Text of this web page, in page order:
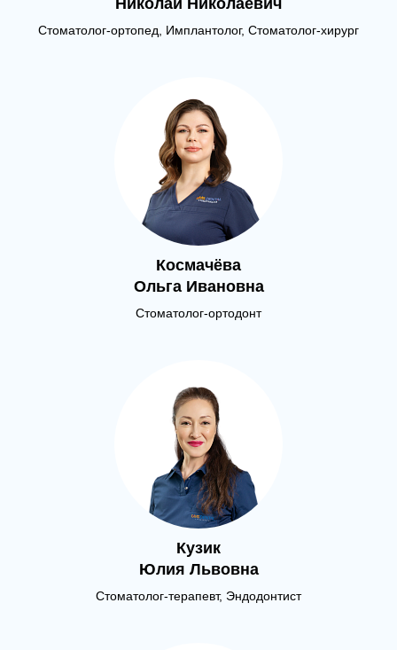
Николай Николаевич
Стоматолог-ортопед, Имплантолог, Стоматолог-хирург
Космачёва
Ольга Ивановна
Стоматолог-ортодонт
Кузик
Юлия Львовна
Стоматолог-терапевт, Эндодонтист